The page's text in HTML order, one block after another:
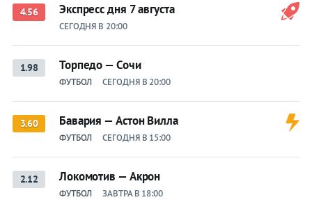
4.56 Экспресс дня 7 августа
СЕГОДНЯ В 20:00
1.98 Торпедо — Сочи
ФУТБОЛ СЕГОДНЯ В 20:00
3.60 Бавария — Астон Вилла
ФУТБОЛ СЕГОДНЯ В 15:00
2.12 Локомотив — Акрон
ФУТБОЛ ЗАВТРА В 18:00